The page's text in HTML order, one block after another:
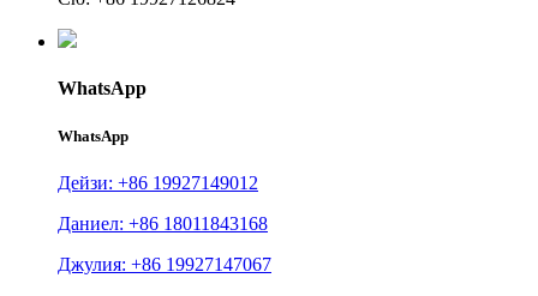
WhatsApp
WhatsApp
Дейзи: +86 19927149012
Даниел: +86 18011843168
Джулия: +86 19927147067